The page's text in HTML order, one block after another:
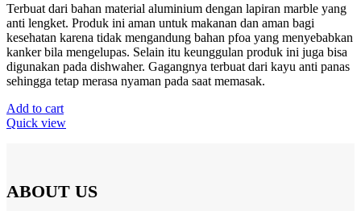
Terbuat dari bahan material aluminium dengan lapiran marble yang
anti lengket. Produk ini aman untuk makanan dan aman bagi
kesehatan karena tidak mengandung bahan pfoa yang menyebabkan
kanker bila mengelupas. Selain itu keunggulan produk ini juga bisa
digunakan pada dishwaher. Gagangnya terbuat dari kayu anti panas
sehingga tetap merasa nyaman pada saat memasak.
Add to cart
Quick view
ABOUT US